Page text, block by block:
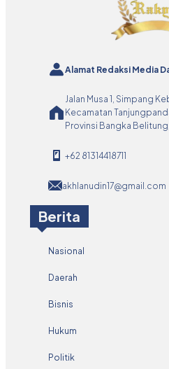
Alamat Redaksi Media
Jalan Musa 1, Simpang
Kecamatan
Provinsi Bangka
+62 81314418711
akhlanudin17@gmail.com
Berita
Nasional
Daerah
Bisnis
Hukum
Politik